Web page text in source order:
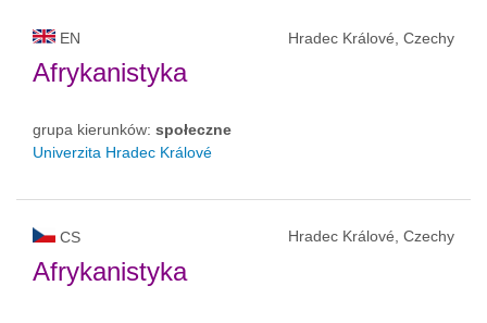
EN Hradec Králové, Czechy
Afrykanistyka
grupa kierunków: społeczne
Univerzita Hradec Králové
CS Hradec Králové, Czechy
Afrykanistyka